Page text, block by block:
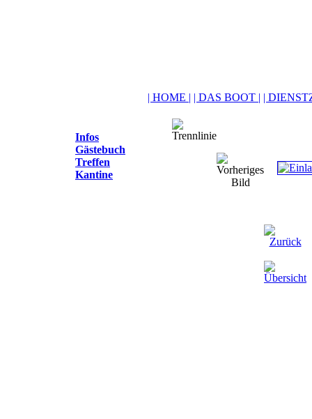
| HOME | | DAS BOOT | |
Infos
Gästebuch
Treffen
Kantine